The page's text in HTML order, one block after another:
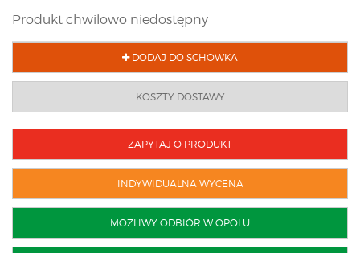
Produkt chwilowo niedostępny
DODAJ DO SCHOWKA
KOSZTY DOSTAWY
ZAPYTAJ O PRODUKT
INDYWIDUALNA WYCENA
MOŻLIWY ODBIÓR W OPOLU